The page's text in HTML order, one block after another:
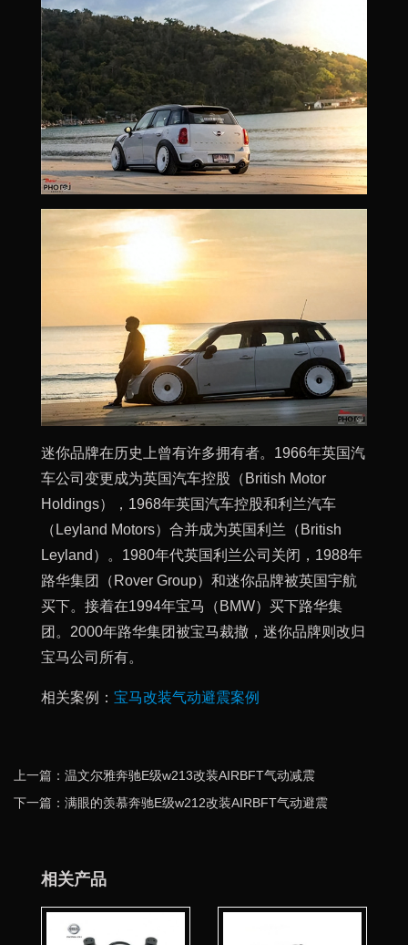
迷你品牌在历史上曾有许多拥有者。1966年英国汽
车公司变更成为英国汽车控股（British Motor
Holdings），1968年英国汽车控股和利兰汽车
（Leyland Motors）合并成为英国利兰（British
Leyland）。1980年代英国利兰公司关闭，1988年
路华集团（Rover Group）和迷你品牌被英国宇航
买下。接着在1994年宝马（BMW）买下路华集
团。2000年路华集团被宝马裁撤，迷你品牌则改归
宝马公司所有。
相关案例： 宝马改装气动避震案例
上一篇：温文尔雅奔驰E级w213改装AIRBFT气动减震
下一篇：满眼的羡慕奔驰E级w212改装AIRBFT气动避震
相关产品